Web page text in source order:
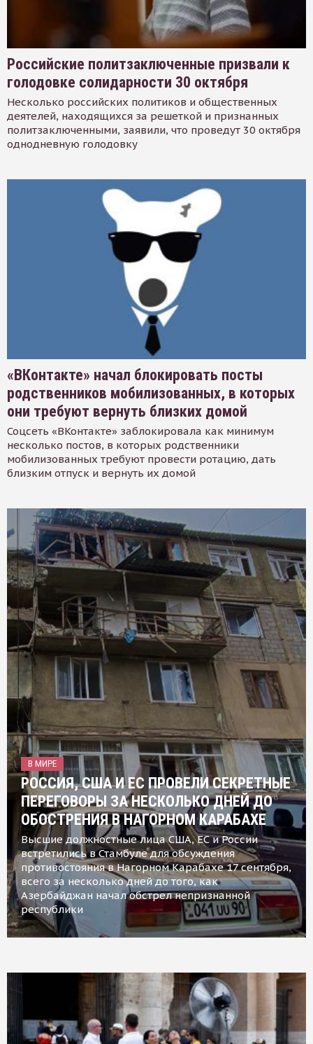
Российские политзаключенные призвали к
голодовке солидарности 30 октября
Несколько российских политиков и общественных
деятелей, находящихся за решеткой и признанных
политзаключенными, заявили, что проведут 30 октября
однодневную голодовку
«ВКонтакте» начал блокировать посты
родственников мобилизованных, в которых
они требуют вернуть близких домой
Соцсеть «ВКонтакте» заблокировала как минимум
несколько постов, в которых родственники
мобилизованных требуют провести ротацию, дать
близким отпуск и вернуть их домой
В МИРЕ
РОССИЯ, США И ЕС ПРОВЕЛИ СЕКРЕТНЫЕ
ПЕРЕГОВОРЫ ЗА НЕСКОЛЬКО ДНЕЙ ДО
ОБОСТРЕНИЯ В НАГОРНОМ КАРАБАХЕ
Высшие должностные лица США, ЕС и России
встретились в Стамбуле для обсуждения
противостояния в Нагорном Карабахе 17 сентября,
всего за несколько дней до того, как
Азербайджан начал обстрел непризнанной
республики